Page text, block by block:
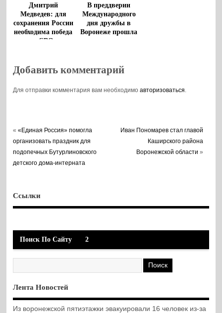
Дмитрий
Медведев: для
сохранения России
необходима победа
в СВО
В преддверии
Международного
дня дружбы в
Воронеже прошла
Добавить комментарий
Для отправки комментария вам необходимоавторизоваться.
««Единая Россия» помогла
организовать праздник для
подопечных Бутурлиновского
детского дома-интерната
Иван Пономарев стал главой
Каширского района
Воронежской области »
Ссылки
Поиск По Сайту 2
Лента Новостей
Из воронежской пятиэтажки эвакуировали 16 человек из-за